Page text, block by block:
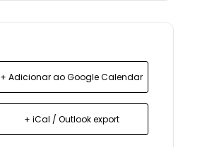
+ Adicionar ao Google Calendar
+ iCal / Outlook export